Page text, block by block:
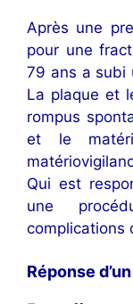
Après une
pour une
79 ans a subi
La plaque et
rompus
et le
Qui est
une
complications
Réponse